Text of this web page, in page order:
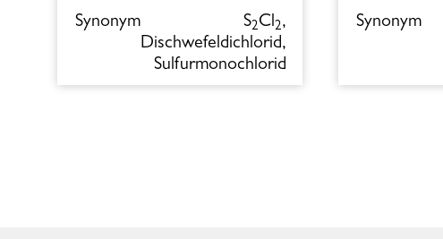
Synonym
S2Cl2,
Dischwefeldichlorid,
Sulfurmonochlorid
Synonym